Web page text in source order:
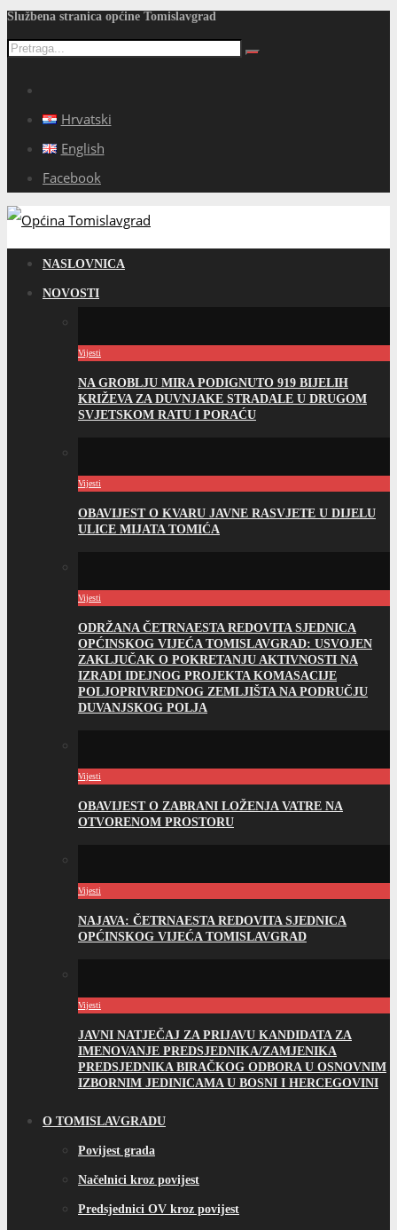
Službena stranica općine Tomislavgrad
Hrvatski
English
Facebook
NASLOVNICA
NOVOSTI
Vijesti
NA GROBLJU MIRA PODIGNUTO 919 BIJELIH
KRIŽEVA ZA DUVNJAKE STRADALE U DRUGOM
SVJETSKOM RATU I PORAĆU
Vijesti
OBAVIJEST O KVARU JAVNE RASVJETE U DIJELU
ULICE MIJATA TOMIĆA
Vijesti
ODRŽANA ČETRNAESTA REDOVITA SJEDNICA
OPĆINSKOG VIJEĆA TOMISLAVGRAD: USVOJEN
ZAKLJUČAK O POKRETANJU AKTIVNOSTI NA
IZRADI IDEJNOG PROJEKTA KOMASACIJE
POLJOPRIVREDNOG ZEMLJIŠTA NA PODRUČJU
DUVANJSKOG POLJA
Vijesti
OBAVIJEST O ZABRANI LOŽENJA VATRE NA
OTVORENOM PROSTORU
Vijesti
NAJAVA: ČETRNAESTA REDOVITA SJEDNICA
OPĆINSKOG VIJEĆA TOMISLAVGRAD
Vijesti
JAVNI NATJEČAJ ZA PRIJAVU KANDIDATA ZA
IMENOVANJE PREDSJEDNIKA/ZAMJENIKA
PREDSJEDNIKA BIRAČKOG ODBORA U OSNOVNIM
IZBORNIM JEDINICAMA U BOSNI I HERCEGOVINI
O TOMISLAVGRADU
Povijest grada
Načelnici kroz povijest
Predsjednici OV kroz povijest